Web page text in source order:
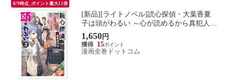
8/9時点_ポイント最大11倍
[新品][ライトノベル]読心探偵・大葉香夏
子は頭がわるい ～心が読めるから真犯人特
定までは余裕ですけど証明方法が全然わか
りません～ (全2冊) 全巻セット
1,650円
15
漫画全巻ドットコム